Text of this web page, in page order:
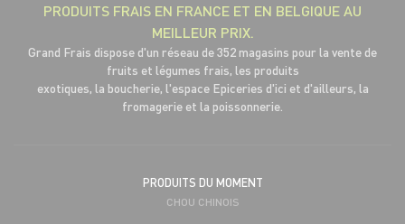
PRODUITS FRAIS EN FRANCE ET EN BELGIQUE AU
MEILLEUR PRIX.
Grand Frais dispose d'un réseau de 352 magasins pour la vente de
fruits et légumes frais, les produits
exotiques, la boucherie, l'espace Epiceries d'ici et d'ailleurs, la
fromagerie et la poissonnerie.
PRODUITS DU MOMENT
CHOU CHINOIS